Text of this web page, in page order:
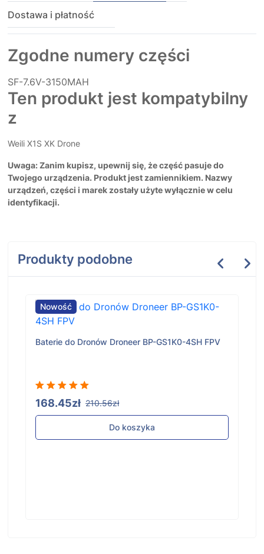
Dostawa i płatność
Zgodne numery części
SF-7.6V-3150MAH
Ten produkt jest kompatybilny
z
Weili X1S XK Drone
Uwaga: Zanim kupisz, upewnij się, że część pasuje do
Twojego urządzenia. Produkt jest zamiennikiem. Nazwy
urządzeń, części i marek zostały użyte wyłącznie w celu
identyfikacji.
Produkty podobne
Nowość
Baterie do Dronów Droneer BP-GS1K0-4SH FPV
168.45zł 210.56zł
Do koszyka